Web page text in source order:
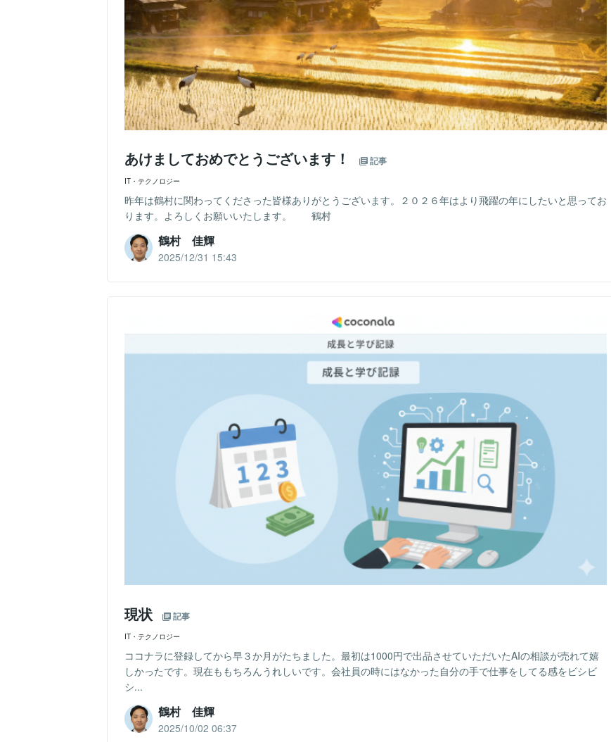
あけましておめでとうございます！ 記事
IT・テクノロジー
昨年は鶴村に関わってくださった皆様ありがとうございます。２０２６年はより飛躍の年にしたいと思ってお
ります。よろしくお願いいたします。 鶴村
鶴村 佳輝
2025/12/31 15:43
現状 記事
IT・テクノロジー
ココナラに登録してから早３か月がたちました。最初は1000円で出品させていただいたAIの相談が売れて嬉
しかったです。現在ももちろんうれしいです。会社員の時にはなかった自分の手で仕事をしてる感をビシビ
シ...
鶴村 佳輝
2025/10/02 06:37